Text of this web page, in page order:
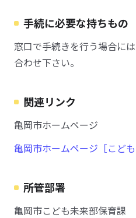
手続に必要な持ちもの
窓口で手続きを行う場合に
合わせ下さい。
関連リンク
亀岡市ホームページ
亀岡市ホームページ［こども
所管部署
亀岡市こども未来部保育課